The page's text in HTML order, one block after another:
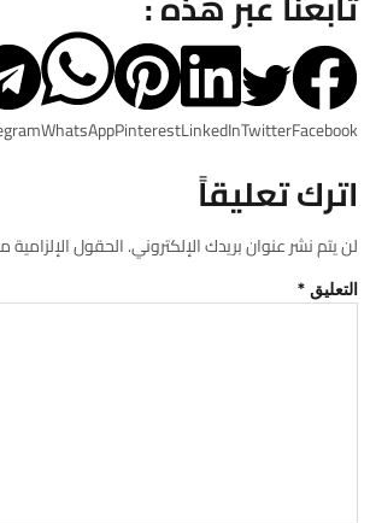
Facebook
Twitter
LinkedIn
Pinterest
WhatsApp
اترك تعليقاً
لن يتم نشر عنوان بريدك الإلكتروني.الحقول الإلزامية
التعليق *